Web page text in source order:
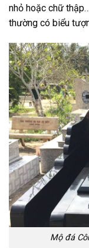
nhỏ hoặc chữ
thường có biểu
Mộ đá